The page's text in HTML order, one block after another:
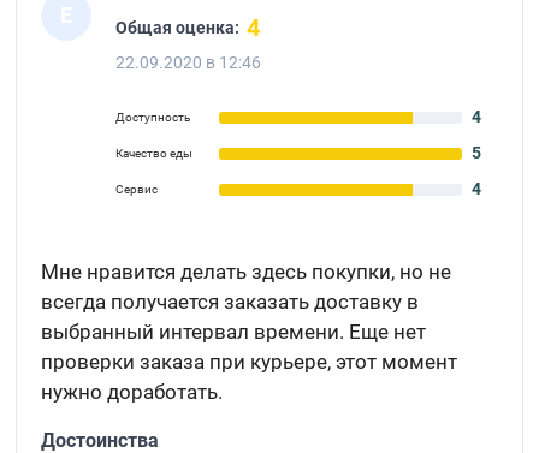
Е Общая оценка: 4
22.09.2020 в 12:46
Доступность 4
Качество еды 5
Сервис 4
Мне нравится делать здесь покупки, но не
всегда получается заказать доставку в
выбранный интервал времени. Еще нет
проверки заказа при курьере, этот момент
нужно доработать.
Достоинства